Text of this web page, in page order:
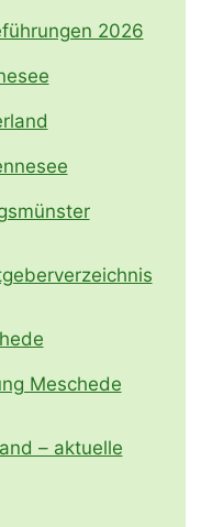
2026
Meschede
– aktuelle